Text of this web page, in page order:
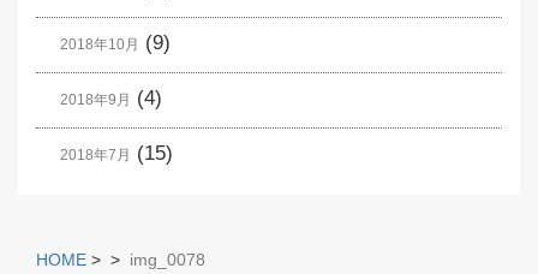
2018年10月 (9)
2018年9月 (4)
2018年7月 (15)
HOME > > img_0078